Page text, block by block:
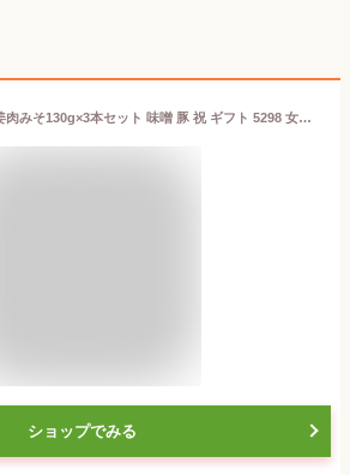
茨城ポークの生姜肉みそ130g×3本セット 味噌 豚 祝 ギフト 5298 女性 グルメ 義理 自分 食べ物 SS 冷え性 温活 常温保存 カジュアルギフト
ショップでみる